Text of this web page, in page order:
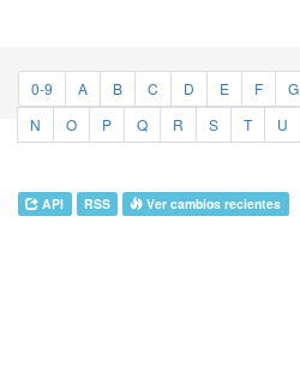
0-9 A B C D E F G
N
O P Q R S T U
API RSS Ver cambios recientes